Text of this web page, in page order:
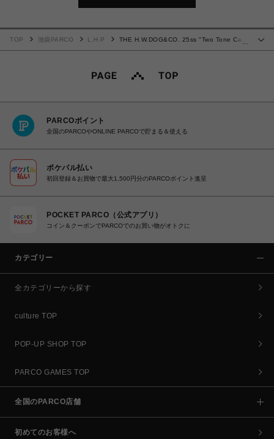
…
TOP 池袋PARCO L.H.P
THE H.W.DOG&CO. 25ss "Two Tone Cap"
PARCOポイント
全国のPARCOやONLINE PARCOで貯まる＆使える
ポケパル払い
初回登録＆お買物で最大1,500円分のPARCOポイント進呈
POCKET PARCO（公式アプリ）
コイン＆クーポンでPARCOでのお買い物がオトクに
カテゴリー
全カテゴリーから探す
culture TOP
POP-UP SHOP TOP
PARCO GAMES TOP
全国のPARCO店舗
初めてのお客様へ